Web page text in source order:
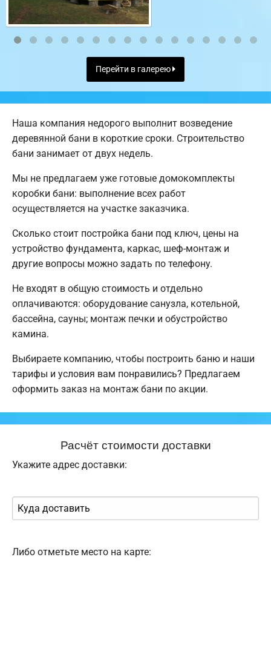
Перейти в галерею
Наша компания недорого выполнит возведение
деревянной бани в короткие сроки. Строительство
бани занимает от двух недель.
Мы не предлагаем уже готовые домокомплекты
коробки бани: выполнение всех работ
осуществляется на участке заказчика.
Сколько стоит постройка бани под ключ, цены на
устройство фундамента, каркас, шеф-монтаж и
другие вопросы можно задать по телефону.
Не входят в общую стоимость и отдельно
оплачиваются: оборудование санузла, котельной,
бассейна, сауны; монтаж печки и обустройство
камина.
Выбираете компанию, чтобы построить баню и наши
тарифы и условия вам понравились? Предлагаем
оформить заказ на монтаж бани по акции.
Расчёт стоимости доставки
Укажите адрес доставки:
Либо отметьте место на карте: